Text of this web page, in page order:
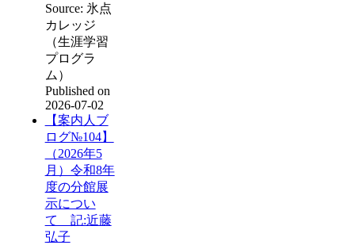
Source: 氷点
カレッジ
（生涯学習
プログラ
ム）
Published on
2026-07-02
【案内人ブ
ログ№104】
（2026年5
月）令和8年
度の分館展
示につい
て 記:近藤
弘子